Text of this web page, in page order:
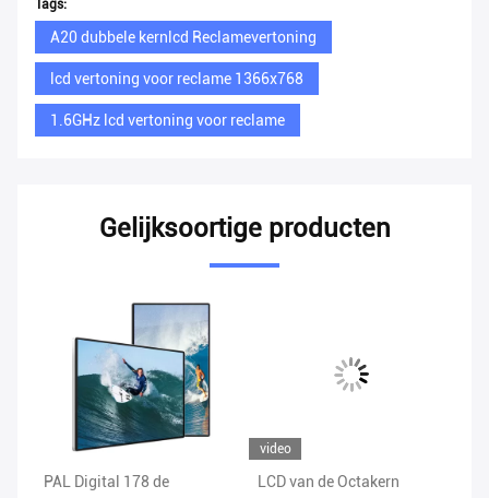
Tags:
A20 dubbele kernlcd Reclamevertoning
lcd vertoning voor reclame 1366x768
1.6GHz lcd vertoning voor reclame
Gelijksoortige producten
PAL Digital 178 de
video
LCD van de Octakern